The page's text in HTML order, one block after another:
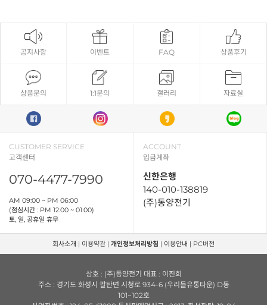
공지사항 이벤트 FAQ 상품후기
상품문의 1:1문의 갤러리 자료실
CUSTOMER SERVICE
고객센터
070-4477-7990
AM 09:00 ~ PM 06:00
(점심시간 : PM 12:00 ~ 01:00)
토, 일, 공휴일 휴무
ACCOUNT
입금계좌
신한은행
140-010-138819
(주)동양전기
회사소개 | 이용약관 | 개인정보처리방침 | 이용안내 | PC버전
상호 : (주)동양전기 대표 : 이진희
주소 : 경기도 화성시 팔탄면 시청로 934-6 (우리들유통타운) D동
101~102호